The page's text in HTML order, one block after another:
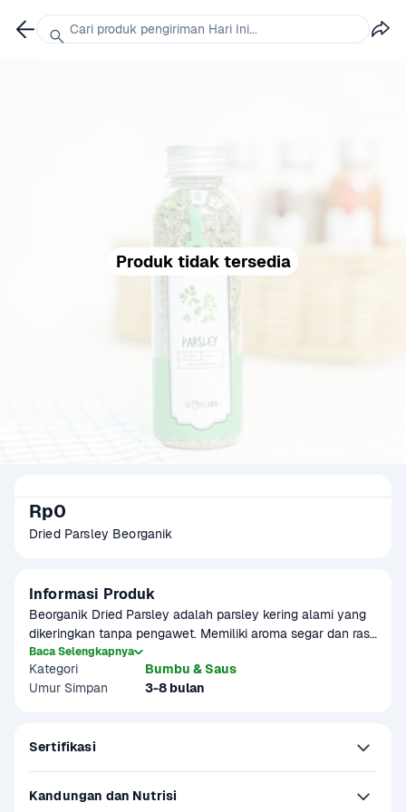
Produk tidak tersedia
Rp0
Dried Parsley Beorganik
Informasi Produk
Beorganik Dried Parsley adalah parsley kering alami yang
dikeringkan tanpa pengawet. Memiliki aroma segar dan rasa
ringan khas parsley, cocok untuk masakan Western, sup,
salad, pasta, dan berbagai olahan panggang. Praktis
digunakan langsung sebagai taburan.
1. Chicken with garlic and parsley
4. Cod with parsley sauce
Baca Selengkapnya
Kategori
Bumbu & Saus
Umur Simpan
3-8 bulan
Sertifikasi
Kandungan dan Nutrisi
Cari produk pengiriman Hari Ini...